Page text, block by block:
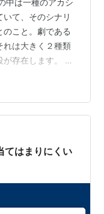
中は一種のアカシ
て、そのシナリ
こと。劇である
れは大きく２種類
存在します。 主
生を歩みます。
なかなか死なない
機に乗り損ねたら
がありますが、
人が乗る飛行機は
れは有名人…
てはまりにくい